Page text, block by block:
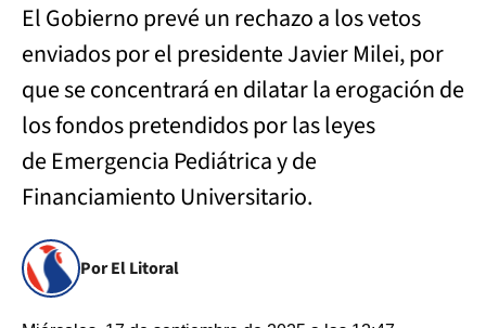
El Gobierno prevé un rechazo a los vetos
enviados por el presidente Javier Milei, por
que se concentrará en dilatar la erogación de
los fondos pretendidos por las leyes
de Emergencia Pediátrica y de
Financiamiento Universitario.
Por El Litoral